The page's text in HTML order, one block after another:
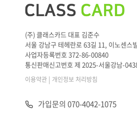
(주) 클래스카드 대표 김준수
서울 강남구 테헤란로 63길 11, 이노센스
사업자등록번호 372-86-00840
통신판매신고번호 제 2025-서울강남-
이용약관 | 개인정보 처리방침
가입문의 070-4042-1075